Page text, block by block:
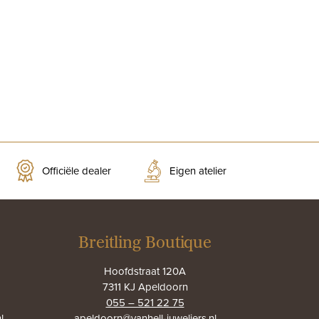
Officiële dealer Eigen atelier
Breitling Boutique
Hoofdstraat 120A
7311 KJ Apeldoorn
055 – 521 22 75